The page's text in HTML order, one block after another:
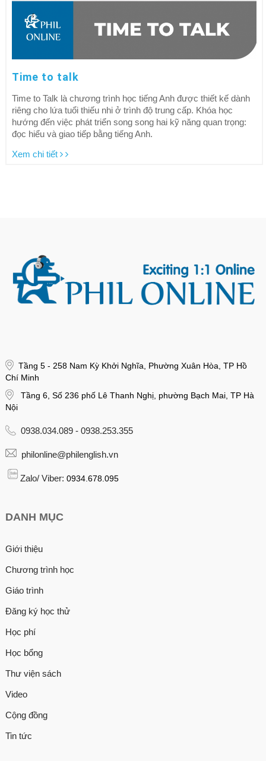
Time to talk
Time to Talk là chương trình học tiếng Anh được thiết kế dành
riêng cho lứa tuổi thiếu nhi ở trình độ trung cấp. Khóa học
hướng đến việc phát triển song song hai kỹ năng quan trọng:
đọc hiểu và giao tiếp bằng tiếng Anh.
Xem chi tiết
Tầng 5 - 258 Nam Kỳ Khởi Nghĩa, Phường Xuân Hòa, TP Hồ
Chí Minh
Tầng 6, Số 236 phố Lê Thanh Nghị, phường Bạch Mai, TP Hà
Nội
0938.034.089 - 0938.253.355
philonline@philenglish.vn
Zalo/ Viber: 0934.678.095
DANH MỤC
Giới thiệu
Chương trình học
Giáo trình
Đăng ký học thử
Học phí
Học bổng
Thư viện sách
Video
Cộng đồng
Tin tức